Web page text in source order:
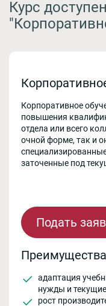
Курс
Корпоративное
повышения
отдела или всего
очной форме, так и
заточенные под
Подать
адаптация
нужды и
рост